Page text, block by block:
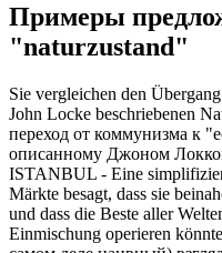
Примеры
"naturzustand"
Sie vergleichen den
John Locke beschriebenen
переход от коммунизма к
описанному Джоном
ISTANBUL - Eine
Märkte besagt, dass sie
und dass die Beste aller
Einmischung operieren